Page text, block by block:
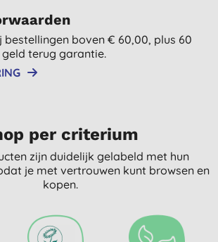
bestellingen boven € 60,00, plus 60
terug garantie.
per criterium
zijn duidelijk gelabeld met hun
je met vertrouwen kunt browsen en
kopen.